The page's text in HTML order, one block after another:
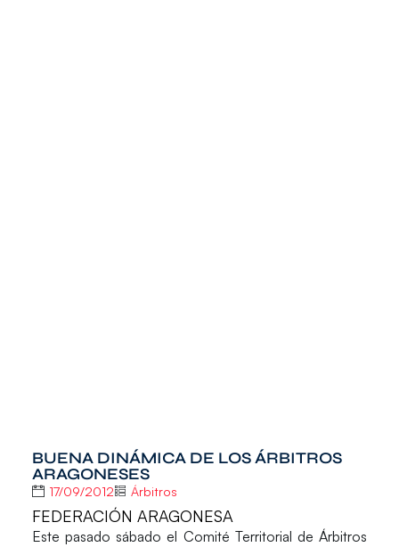
BUENA DINÁMICA DE LOS ÁRBITROS
ARAGONESES
17/09/2012 Árbitros
FEDERACIÓN ARAGONESA
Este pasado sábado el Comité Territorial de Árbitros